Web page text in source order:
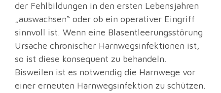
der Fehlbildungen in den ersten Lebensjahren
„auswachsen“ oder ob ein operativer Eingriff
sinnvoll ist. Wenn eine Blasentleerungsstörung
Ursache chronischer Harnwegsinfektionen ist,
so ist diese konsequent zu behandeln.
Bisweilen ist es notwendig die Harnwege vor
einer erneuten Harnwegsinfektion zu schützen.